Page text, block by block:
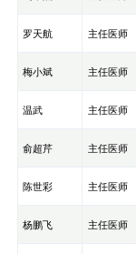
罗天航 主任医师
梅小斌 主任医师
温武 主任医师
俞超芹 主任医师
陈世彩 主任医师
杨鹏飞 主任医师